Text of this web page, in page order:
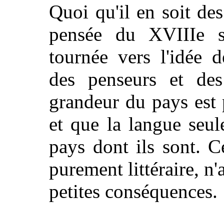
Quoi qu'il en soit
pensée du XVIIIe
tournée vers l'idée
des penseurs et
grandeur du pays
et que la langue
pays dont ils sont.
purement littéraire,
petites conséquences.